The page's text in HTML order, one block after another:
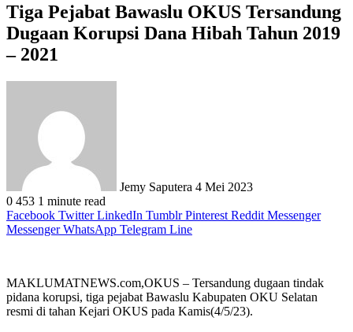
Tiga Pejabat Bawaslu OKUS Tersandung
Dugaan Korupsi Dana Hibah Tahun 2019
– 2021
Jemy Saputera 4 Mei 2023
0 453 1 minute read
Facebook Twitter LinkedIn Tumblr Pinterest Reddit Messenger
Messenger WhatsApp Telegram Line
MAKLUMATNEWS.com,OKUS – Tersandung dugaan tindak
pidana korupsi, tiga pejabat Bawaslu Kabupaten OKU Selatan
resmi di tahan Kejari OKUS pada Kamis(4/5/23).